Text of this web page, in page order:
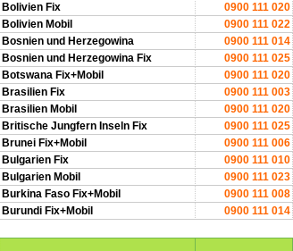
Bolivien Fix
0900 111 020
Bolivien Mobil
0900 111 022
Bosnien und Herzegowina
0900 111 014
Bosnien und Herzegowina Fix
0900 111 025
Botswana Fix+Mobil
0900 111 020
Brasilien Fix
0900 111 003
Brasilien Mobil
0900 111 020
Britische Jungfern Inseln Fix
0900 111 025
Brunei Fix+Mobil
0900 111 006
Bulgarien Fix
0900 111 010
Bulgarien Mobil
0900 111 023
Burkina Faso Fix+Mobil
0900 111 008
Burundi Fix+Mobil
0900 111 014